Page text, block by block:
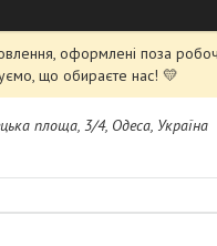
оформлені поза
що обираєте нас! 💛
площа, 3/4, Одеса, Україна